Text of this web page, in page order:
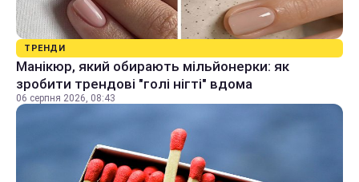
ТРЕНДИ
Манікюр, який обирають мільйонерки: як
зробити трендові "голі нігті" вдома
06 серпня 2026, 08:43